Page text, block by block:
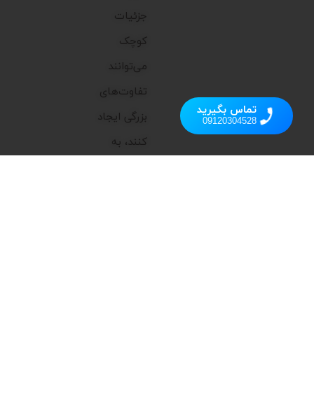
جزئیات
کوچک
می‌توانند
تفاوت‌های
بزرگی ایجاد
کنند، به
تماس بگیرید
09120304528